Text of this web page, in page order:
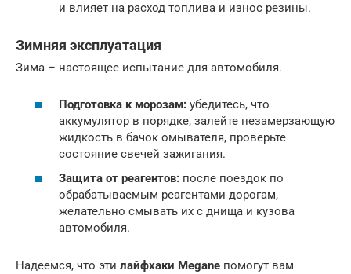
и влияет на расход топлива и износ резины.
Зимняя эксплуатация
Зима – настоящее испытание для автомобиля.
Подготовка к морозам: убедитесь, что
аккумулятор в порядке, залейте незамерзающую
жидкость в бачок омывателя, проверьте
состояние свечей зажигания.
Защита от реагентов: после поездок по
обрабатываемым реагентами дорогам,
желательно смывать их с днища и кузова
автомобиля.
Надеемся, что эти лайфхаки Megane помогут вам